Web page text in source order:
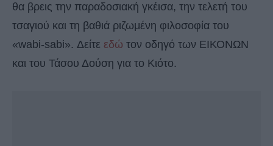
θα βρεις την παραδοσιακή γκέισα, την τελετή του
τσαγιού και τη βαθιά ριζωμένη φιλοσοφία του
«wabi-sabi». Δείτε εδώ τον οδηγό των ΕΙΚΟΝΩΝ
και του Τάσου Δούση για το Κιότο.